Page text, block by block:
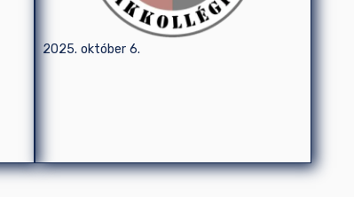
2025. október 6.